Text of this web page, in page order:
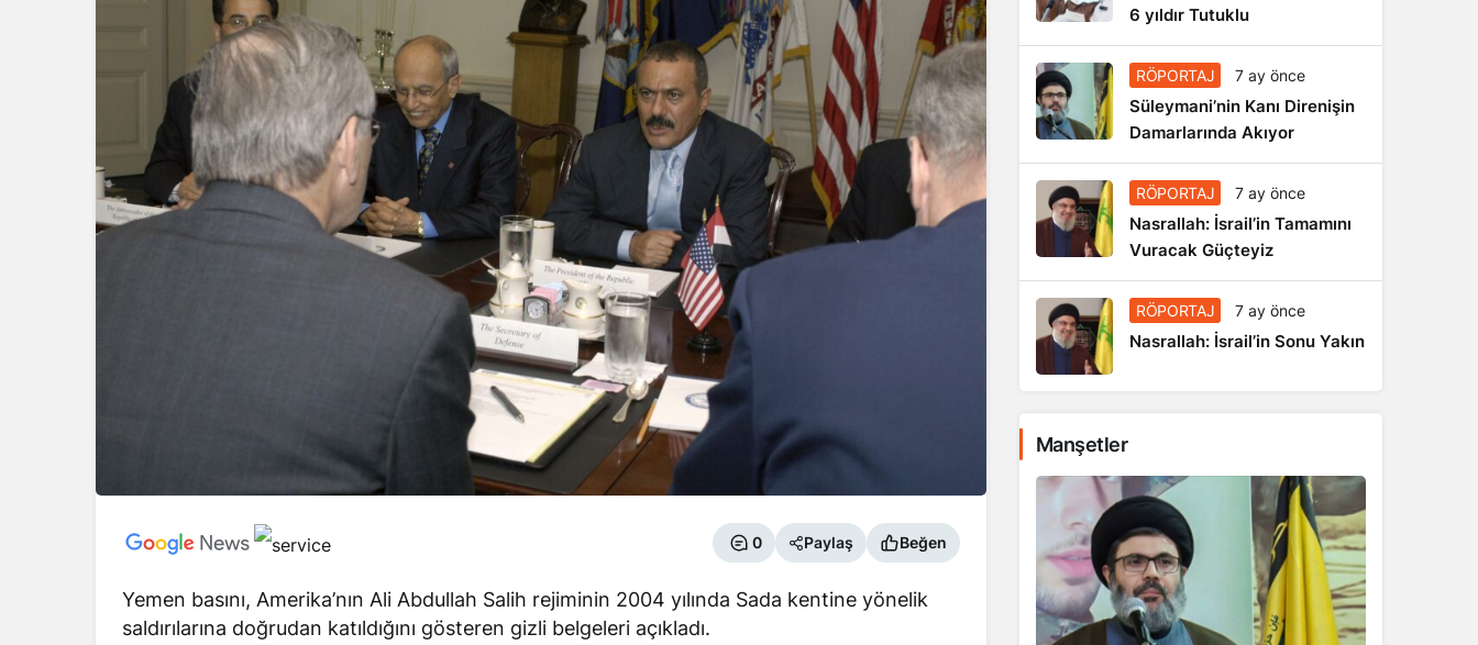
0 Paylaş Beğen
Yemen basını, Amerika’nın Ali Abdullah Salih rejiminin 2004 yılında Sada kentine yönelik
saldırılarına doğrudan katıldığını gösteren gizli belgeleri açıkladı.
6 yıldır Tutuklu
RÖPORTAJ 7 ay önce
Süleymani’nin Kanı Direnişin
Damarlarında Akıyor
RÖPORTAJ 7 ay önce
Nasrallah: İsrail’in Tamamını
Vuracak Güçteyiz
RÖPORTAJ 7 ay önce
Nasrallah: İsrail’in Sonu Yakın
Manşetler